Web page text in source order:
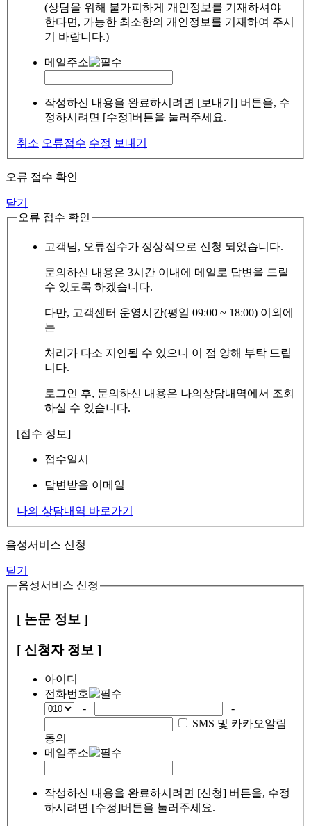
(상담을 위해 불가피하게 개인정보를 기재하셔야
한다면, 가능한 최소한의 개인정보를 기재하여 주시
기 바랍니다.)
메일주소
작성하신 내용을 완료하시려면 [보내기] 버튼을, 수
정하시려면 [수정]버튼을 눌러주세요.
취소 오류접수 수정 보내기
오류 접수 확인
닫기
오류 접수 확인
고객님, 오류접수가 정상적으로 신청 되었습니다.
문의하신 내용은 3시간 이내에 메일로 답변을 드릴
수 있도록 하겠습니다.
다만, 고객센터 운영시간(평일 09:00 ~ 18:00) 이외에
는
처리가 다소 지연될 수 있으니 이 점 양해 부탁 드립
니다.
로그인 후, 문의하신 내용은 나의상담내역에서 조회
하실 수 있습니다.
[접수 정보]
접수일시
답변받을 이메일
나의 상담내역 바로가기
음성서비스 신청
닫기
음성서비스 신청
[ 논문 정보 ]
[ 신청자 정보 ]
아이디
전화번호
-
-
SMS 및 카카오알림
동의
메일주소
작성하신 내용을 완료하시려면 [신청] 버튼을, 수정
하시려면 [수정]버튼을 눌러주세요.